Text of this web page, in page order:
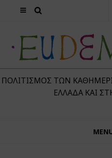
ΤΩΝ
ΕΛΛΆΔΑ ΚΑΙ